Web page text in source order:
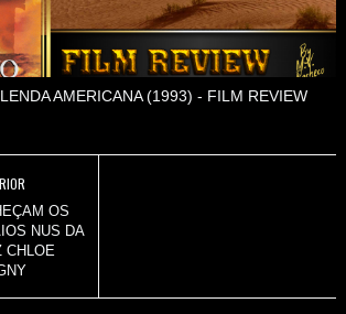
AMERICANA (1993) - FILM REVIEW
OS
NUS DA
CHLOE